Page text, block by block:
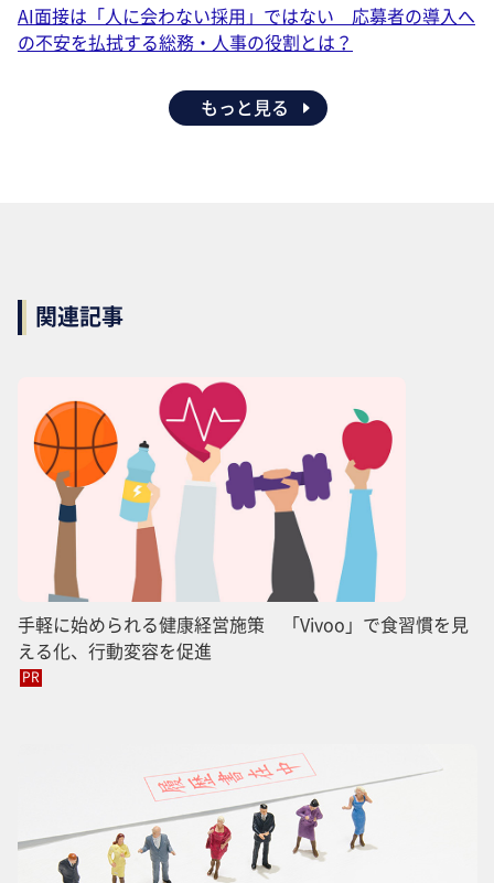
AI面接は「人に会わない採用」ではない 応募者の導入へ
の不安を払拭する総務・人事の役割とは？
もっと見る
関連記事
手軽に始められる健康経営施策 「Vivoo」で食習慣を見
える化、行動変容を促進
PR